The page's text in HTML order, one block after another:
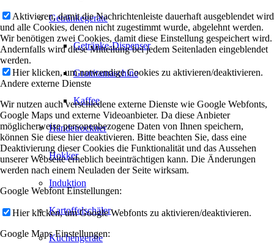
Getränkegeräte
Getränke-Dispenser
Granitamaschine
Kaffee
Händetrockner
Hokker
Induktion
Kartoffelschäler
Küchengeräte
Aktivieren, damit die Nachrichtenleiste dauerhaft ausgeblendet wird
und alle Cookies, denen nicht zugestimmt wurde, abgelehnt werden.
Wir benötigen zwei Cookies, damit diese Einstellung gespeichert wird.
Andernfalls wird diese Mitteilung bei jedem Seitenladen eingeblendet
werden.
Hier klicken, um notwendige Cookies zu aktivieren/deaktivieren.
Andere externe Dienste
Wir nutzen auch verschiedene externe Dienste wie Google Webfonts,
Google Maps und externe Videoanbieter. Da diese Anbieter
möglicherweise personenbezogene Daten von Ihnen speichern,
können Sie diese hier deaktivieren. Bitte beachten Sie, dass eine
Deaktivierung dieser Cookies die Funktionalität und das Aussehen
unserer Webseite erheblich beeinträchtigen kann. Die Änderungen
werden nach einem Neuladen der Seite wirksam.
Google Webfont Einstellungen:
Hier klicken, um Google Webfonts zu aktivieren/deaktivieren.
Google Maps Einstellungen: